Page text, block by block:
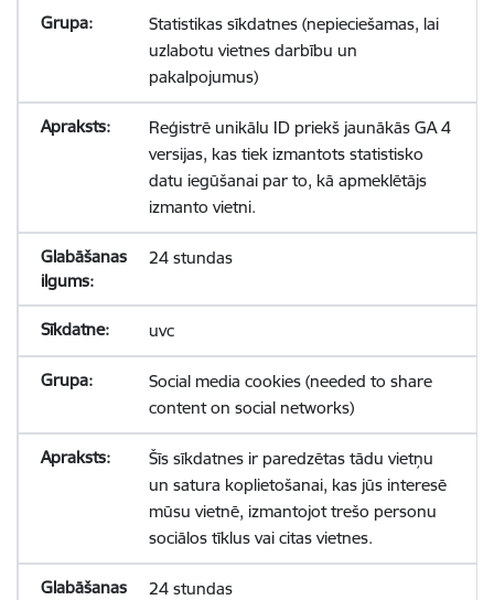
Statistikas sīkdatnes (nepieciešamas, lai
uzlabotu vietnes darbību un
pakalpojumus)
Reģistrē unikālu ID priekš jaunākās GA 4
versijas, kas tiek izmantots statistisko
datu iegūšanai par to, kā apmeklētājs
izmanto vietni.
24 stundas
uvc
Social media cookies (needed to share
content on social networks)
Šīs sīkdatnes ir paredzētas tādu vietņu
un satura koplietošanai, kas jūs interesē
mūsu vietnē, izmantojot trešo personu
sociālos tīklus vai citas vietnes.
24 stundas